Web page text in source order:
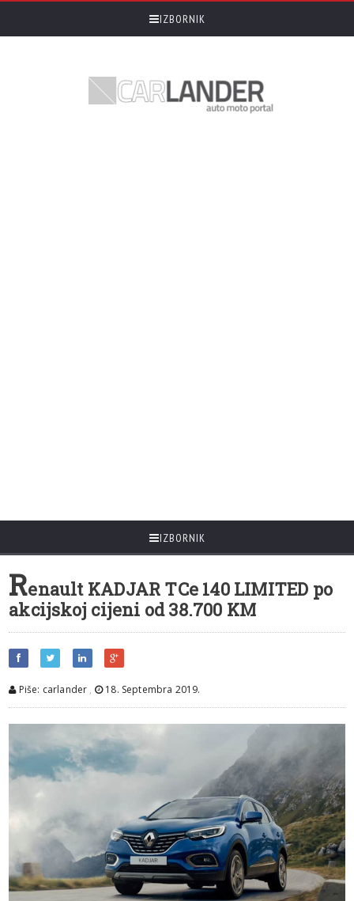
IZBORNIK
IZBORNIK
Renault KADJAR TCe 140 LIMITED po
akcijskoj cijeni od 38.700 KM
Piše: carlander , 18. Septembra 2019.